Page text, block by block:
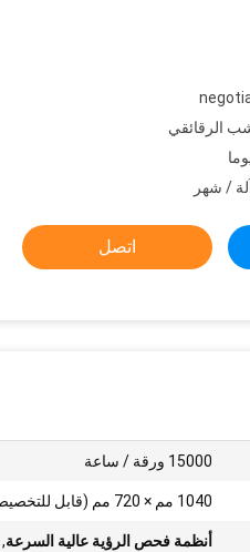
الرقائقي
اتصل
15000 ورقة / ساعة
1040 مم × 720 مم (قابل للتخصيص)
أنظمة فحص الرؤية عالية السرعة,